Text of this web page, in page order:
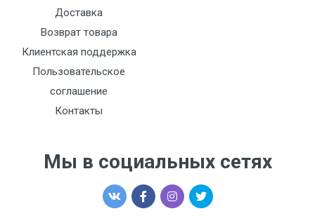
Доставка
Возврат товара
Клиентская поддержка
Пользовательское
соглашение
Контакты
Мы в социальных сетях